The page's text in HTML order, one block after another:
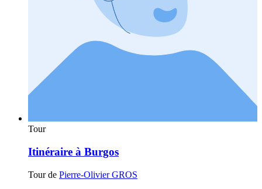
Tour
Itinéraire à Burgos
Tour de Pierre-Olivier GROS